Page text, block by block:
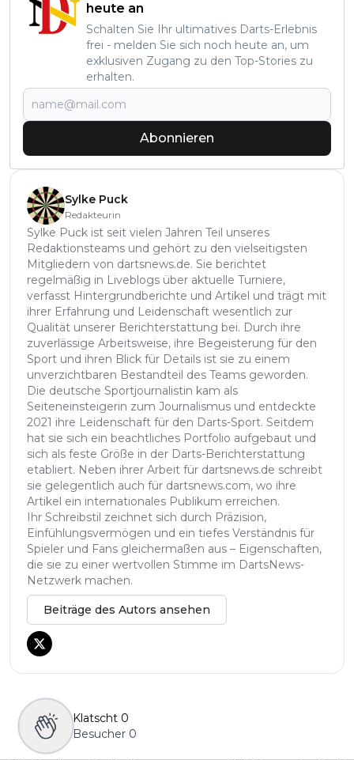
heute an
Schalten Sie Ihr ultimatives Darts-Erlebnis
frei - melden Sie sich noch heute an, um
exklusiven Zugang zu den Top-Stories zu
erhalten.
Abonnieren
Sylke Puck
Redakteurin
Sylke Puck ist seit vielen Jahren Teil unseres
Redaktionsteams und gehört zu den vielseitigsten
Mitgliedern von dartsnews.de. Sie berichtet
regelmäßig in Liveblogs über aktuelle Turniere,
verfasst Hintergrundberichte und Artikel und trägt mit
ihrer Erfahrung und Leidenschaft wesentlich zur
Qualität unserer Berichterstattung bei. Durch ihre
zuverlässige Arbeitsweise, ihre Begeisterung für den
Sport und ihren Blick für Details ist sie zu einem
unverzichtbaren Bestandteil des Teams geworden.
Die deutsche Sportjournalistin kam als
Seiteneinsteigerin zum Journalismus und entdeckte
2021 ihre Leidenschaft für den Darts-Sport. Seitdem
hat sie sich ein beachtliches Portfolio aufgebaut und
sich als feste Größe in der Darts-Berichterstattung
etabliert. Neben ihrer Arbeit für dartsnews.de schreibt
sie gelegentlich auch für dartsnews.com, wo ihre
Artikel ein internationales Publikum erreichen.
Ihr Schreibstil zeichnet sich durch Präzision,
Einfühlungsvermögen und ein tiefes Verständnis für
Spieler und Fans gleichermaßen aus – Eigenschaften,
die sie zu einer wertvollen Stimme im DartsNews-
Netzwerk machen.
Beiträge des Autors ansehen
Klatscht 0
Besucher 0